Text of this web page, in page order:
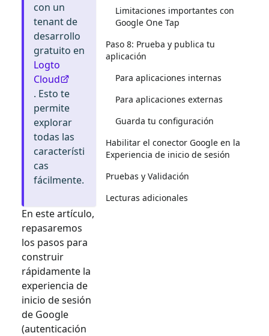
con un
tenant de
desarrollo
gratuito en
Logto
Cloud
. Esto te
permite
explorar
todas las
característi
cas
fácilmente.
En este artículo,
repasaremos
los pasos para
construir
rápidamente la
experiencia de
inicio de sesión
de Google
(autenticación
Limitaciones importantes con
Google One Tap
Paso 8: Prueba y publica tu
aplicación
Para aplicaciones internas
Para aplicaciones externas
Guarda tu configuración
Habilitar el conector Google en la
Experiencia de inicio de sesión
Pruebas y Validación
Lecturas adicionales